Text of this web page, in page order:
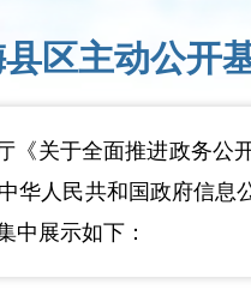
区主动公开
《关于全面推进政务
华人民共和国政府信
中展示如下：